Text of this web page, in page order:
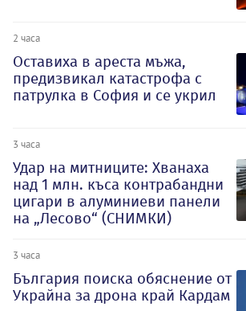
2 часа
Оставиха в ареста мъжа,
предизвикал катастрофа с
патрулка в София и се укрил
3 часа
Удар на митниците: Хванаха
над 1 млн. къса контрабандни
цигари в алуминиеви панели
на „Лесово“ (СНИМКИ)
3 часа
България поиска обяснение от
Украйна за дрона край Кардам